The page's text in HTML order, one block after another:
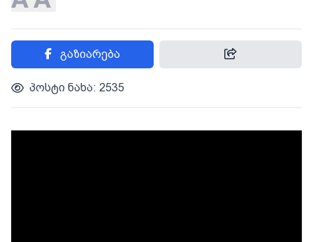
გაზიარება
პოსტი ნახა: 2535